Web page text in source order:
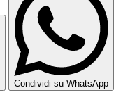
Condividi su WhatsApp